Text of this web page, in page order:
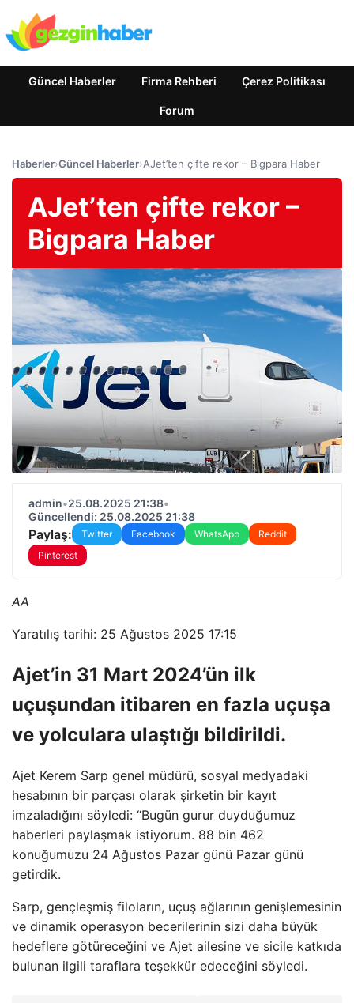
Güncel Haberler Firma Rehberi Çerez Politikası
Forum
Haberler›Güncel Haberler›AJet’ten çifte rekor – Bigpara Haber
AJet’ten çifte rekor –
Bigpara Haber
admin•25.08.2025 21:38•
Güncellendi: 25.08.2025 21:38
Paylaş: Twitter Facebook WhatsApp
Reddit
Pinterest
AA
Yaratılış tarihi: 25 Ağustos 2025 17:15
Ajet’in 31 Mart 2024’ün ilk
uçuşundan itibaren en fazla uçuşa
ve yolculara ulaştığı bildirildi.
Ajet Kerem Sarp genel müdürü, sosyal medyadaki
hesabının bir parçası olarak şirketin bir kayıt
imzaladığını söyledi: “Bugün gurur duyduğumuz
haberleri paylaşmak istiyorum. 88 bin 462
konuğumuzu 24 Ağustos Pazar günü Pazar günü
getirdik.
Sarp, gençleşmiş filoların, uçuş ağlarının genişlemesinin
ve dinamik operasyon becerilerinin sizi daha büyük
hedeflere götüreceğini ve Ajet ailesine ve sicile katkıda
bulunan ilgili taraflara teşekkür edeceğini söyledi.